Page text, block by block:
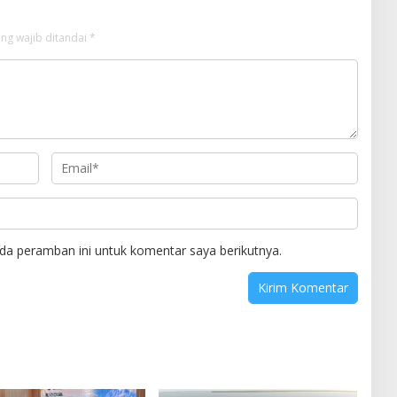
wajib ditandai *
peramban ini untuk komentar saya berikutnya.